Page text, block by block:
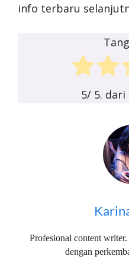
info terbaru
5/ 5. dari
Profesional content
dengan